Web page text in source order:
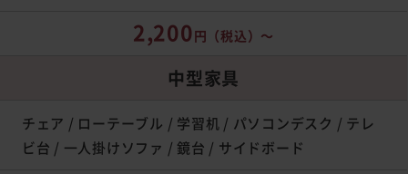
2,200円 （税込）～
中型家具
チェア / ローテーブル / 学習机 / パソコンデスク / テレ
ビ台 / 一人掛けソファ / 鏡台 / サイドボード